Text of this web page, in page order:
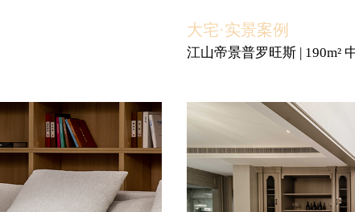
大宅·实景案例
江山帝景普罗旺斯 | 190m²